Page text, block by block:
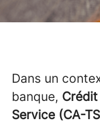
Dans un
banque,
Service (CA-